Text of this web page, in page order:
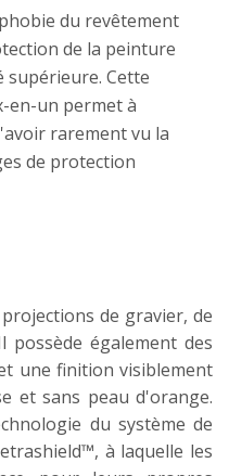
du revêtement
de la peinture
Cette
en-un permet à
rarement vu la
de protection
de gravier, de
également des
une finition visiblement
et sans peau d'orange.
du système de
à laquelle les